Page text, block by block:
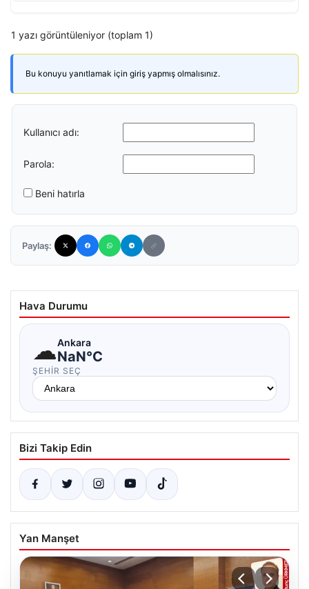
1 yazı görüntüleniyor (toplam 1)
Bu konuyu yanıtlamak için giriş yapmış olmalısınız.
Kullanıcı adı:
Parola:
Beni hatırla
Paylaş:
Hava Durumu
☁Ankara
NaN°C
ŞEHIR SEÇ
Bizi Takip Edin
Yan Manşet